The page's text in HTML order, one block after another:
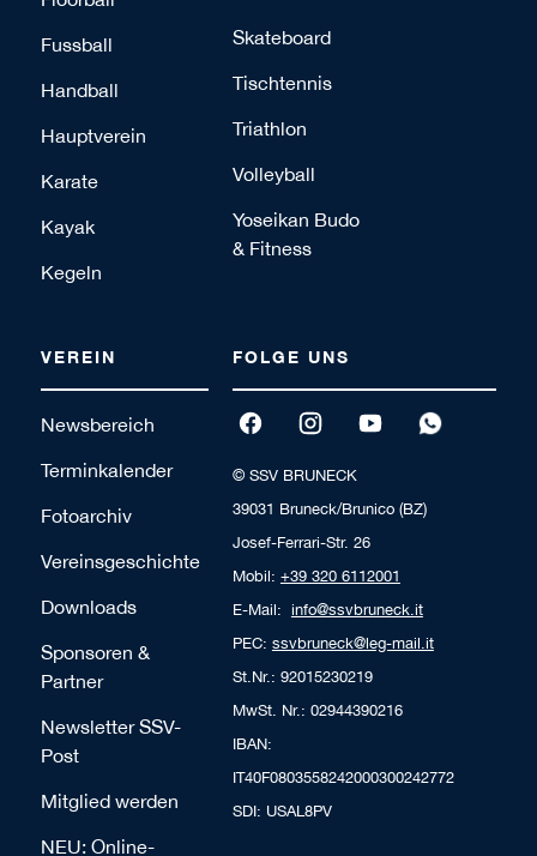
Fussball
Handball
Hauptverein
Karate
Kayak
Kegeln
Skateboard
Tischtennis
Triathlon
Volleyball
Yoseikan Budo
& Fitness
VEREIN
Newsbereich
Terminkalender
Fotoarchiv
Vereinsgeschichte
Downloads
Sponsoren &
Partner
Newsletter SSV-
Post
Mitglied werden
NEU: Online-
FOLGE UNS
© SSV BRUNECK
39031 Bruneck/Brunico (BZ)
Josef-Ferrari-Str. 26
Mobil: +39 320 6112001
E-Mail: info@ssvbruneck.it
PEC: ssvbruneck@leg-mail.it
St.Nr.: 92015230219
MwSt. Nr.: 02944390216
IBAN:
IT40F0803558242000300242772
SDI: USAL8PV